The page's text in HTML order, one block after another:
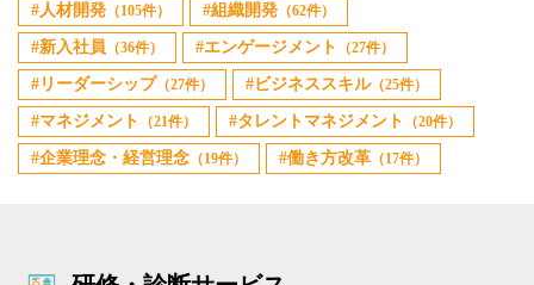
人材開発 （105件） 組織開発 （62件）
新入社員 （36件） エンゲージメント （27件）
リーダーシップ （27件） ビジネススキル（25件）
マネジメント （21件） タレントマネジメント （20件）
企業理念・経営理念 （19件） 働き方改革 （17件）